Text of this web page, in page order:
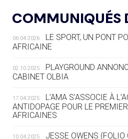
LE RÊVE DE VOIR
AUX JO « N'EST
05.08 — TIR À L'ARC
DES MONDIAUX À
ROUTE DES JO
LE VILLAGE
SE DESSINE
COMMUNIQUÉS
06.04.2026
LE SPORT, UN PONT
AFRICAINE
02.10.2025
PLAYGROUND
CABINET OLBIA
17.04.2025
L’AMA S’ASSOCIE À
ANTIDOPAGE POUR LE
AFRICAINES
10.04.2025
JESSE OWENS (FOLIO